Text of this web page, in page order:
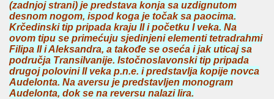
(zadnjoj strani) je predstava konja sa uzdignutom
desnom nogom, ispod koga je točak sa paocima.
Krčedinski tip pripada kraju II i početku I veka. Na
ovom tipu se primećuju sjedinjeni elementi tetradrahmi
Filipa II i Aleksandra, a takođe se oseća i jak uticaj sa
područja Transilvanije. Istočnoslavonski tip pripada
drugoj polovini II veka p.n.e. i predstavlja kopije novca
Audelonta. Na aversu je predstavljen monogram
Audelonta, dok se na reversu nalazi lira.